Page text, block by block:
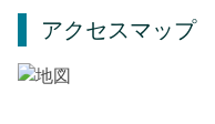
アクセスマップ